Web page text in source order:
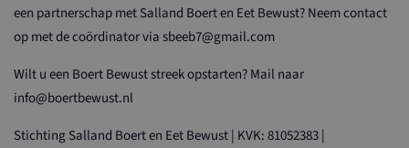
een partnerschap met Salland Boert en Eet Bewust? Neem contact
op met de coördinator via sbeeb7@gmail.com
Wilt u een Boert Bewust streek opstarten? Mail naar
info@boertbewust.nl
Stichting Salland Boert en Eet Bewust | KVK: 81052383 |